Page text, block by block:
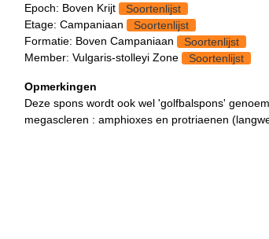
Epoch: Boven Krijt
Soortenlijst
Etage: Campaniaan
Soortenlijst
Formatie: Boven Campaniaan
Soortenlijst
Member: Vulgaris-stolleyi Zone
Soortenlijst
Opmerkingen
Deze spons wordt ook wel 'golfbalspons'
megascleren : amphioxes en protriaenen